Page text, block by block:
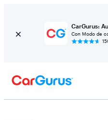
CarGurus:
Con Modo de